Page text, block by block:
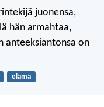
juonensa,
hän armahtaa,
anteeksiantonsa on
elämä